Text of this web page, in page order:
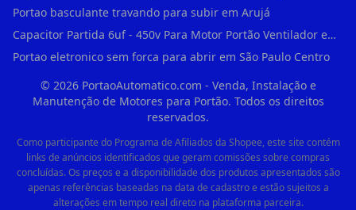
Portao basculante travando para subir em Arujá
Capacitor Partida 6uf - 450v Para Motor Portão Ventilador em Vila Madalena
Portao eletronico sem forca para abrir em São Paulo Centro
© 2026PortaoAutomatico.com - Venda, Instalação e
Manutenção de Motores para Portão. Todos os direitos
reservados.
Como participante do Programa de Afiliados da Shopee, este site contém
links de anúncios identificados que geram comissões sobre compras
concluídas. Os preços e a disponibilidade dos produtos apresentados são
apenas referências baseadas na data de cadastro e estão sujeitos a
alterações em tempo real direto na plataforma parceira.